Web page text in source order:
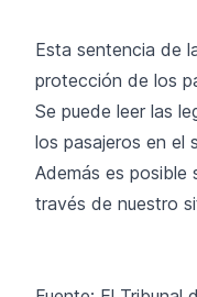
Esta sentencia de
protección de los
Se puede leer las
los pasajeros en el
Además es posible
través de nuestro